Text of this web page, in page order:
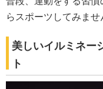
らスポーツしてみませ
美しいイルミネー
ト